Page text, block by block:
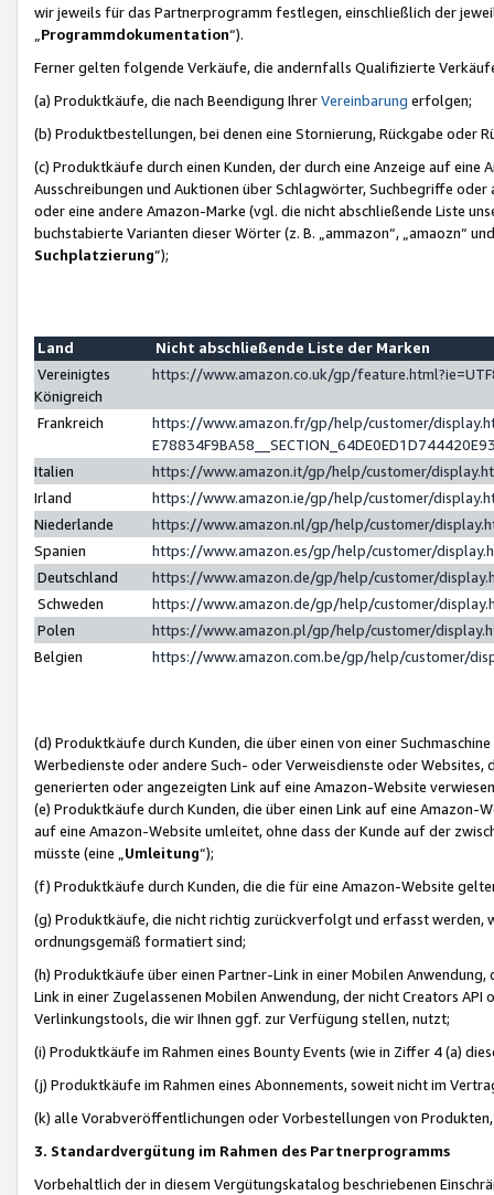
wir jeweils für das Partnerprogramm festlegen, einschließlich der
Programmdokumentation“).
Ferner gelten folgende Verkäufe, die andernfalls Qualifizierte
(a) Produktkäufe, die nach Beendigung IhrerVereinbarung erfolgen;
(b) Produktbestellungen, bei denen eine Stornierung, Rückgabe oder
(c) Produktkäufe durch einen Kunden, der durch eine Anzeige auf
Ausschreibungen und Auktionen über Schlagwörter, Suchbegriffe
oder eine andere Amazon-Marke (vgl. die nicht abschließende Liste
buchstabierte Varianten dieser Wörter (z. B. „ammazon“, „amaozn“
Suchplatzierung”);
Land
Nicht abschließende Liste der Marken
Vereinigtes
Königreich
https://www.amazon.co.uk/gp/
Frankreich
https://www.amazon.fr/gp/help/customer/
Italien
https://www.amazon.it/gp/help/customer/
Irland
https://www.amazon.ie/gp/help/customer/
Niederlande
https://www.amazon.nl/gp/help/customer/
Spanien
https://www.amazon.es/gp/help/customer/
Deutschland
https://www.amazon.de/gp/help/customer/
Schweden
https://www.amazon.de/gp/help/customer/
Polen
https://www.amazon.pl/gp/help/customer/
Belgien
https://www.amazon.com.be/gp/help/customer/
(d) Produktkäufe durch Kunden, die über einen von einer
Werbedienste oder andere Such- oder Verweisdienste oder Websites,
generierten oder angezeigten Link auf eine Amazon-Website
(e) Produktkäufe durch Kunden, die über einen Link auf eine
auf eine Amazon-Website umleitet, ohne dass der Kunde auf der
müsste (eine „ Umleitung“);
(f) Produktkäufe durch Kunden, die die für eine Amazon-Website
(g) Produktkäufe, die nicht richtig zurückverfolgt und erfasst werden,
ordnungsgemäß formatiert sind;
(h) Produktkäufe über einen Partner-Link in einer Mobilen
Link in einer Zugelassenen Mobilen Anwendung, der nicht Creators
Verlinkungstools, die wir Ihnen ggf. zur Verfügung stellen, nutzt;
(i) Produktkäufe im Rahmen eines Bounty Events (wie in Ziffer 4 (a)
(j) Produktkäufe im Rahmen eines Abonnements, soweit nicht im
(k) alle Vorabveröffentlichungen oder Vorbestellungen von
3. Standardvergütung im Rahmen des Partnerprogramms
Vorbehaltlich der in diesem Vergütungskatalog beschriebenen